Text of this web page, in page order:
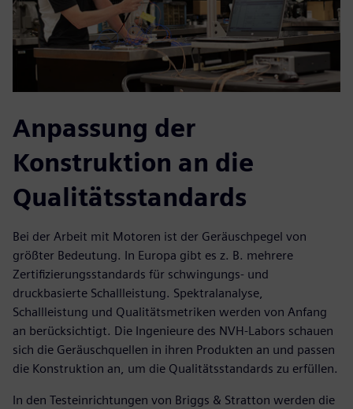
Anpassung der
Konstruktion an die
Qualitätsstandards
Bei der Arbeit mit Motoren ist der Geräuschpegel von
größter Bedeutung. In Europa gibt es z. B. mehrere
Zertifizierungsstandards für schwingungs- und
druckbasierte Schallleistung. Spektralanalyse,
Schallleistung und Qualitätsmetriken werden von Anfang
an berücksichtigt. Die Ingenieure des NVH-Labors schauen
sich die Geräuschquellen in ihren Produkten an und passen
die Konstruktion an, um die Qualitätsstandards zu erfüllen.
In den Testeinrichtungen von Briggs & Stratton werden die